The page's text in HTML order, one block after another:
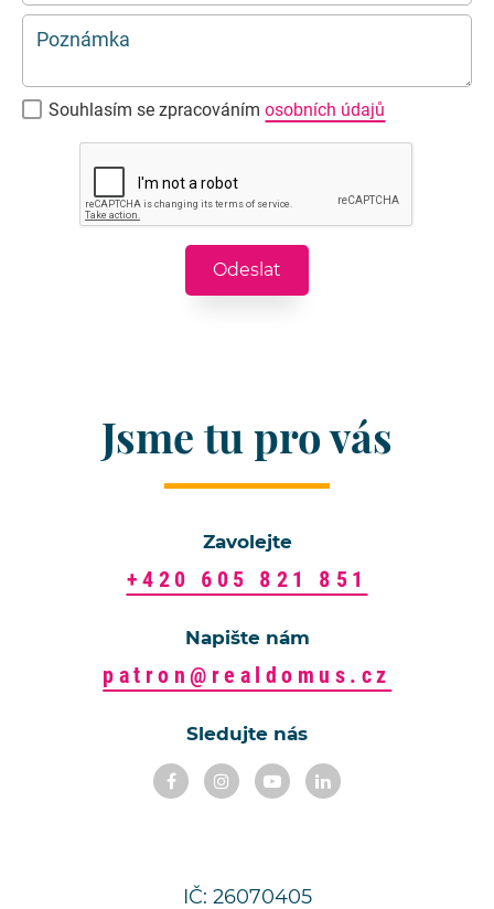
Poznámka
Souhlasím se zpracováním osobních údajů
Jsme tu pro vás
Zavolejte
+420 605 821 851
Napište nám
patron@realdomus.cz
Sledujte nás
IČ: 26070405